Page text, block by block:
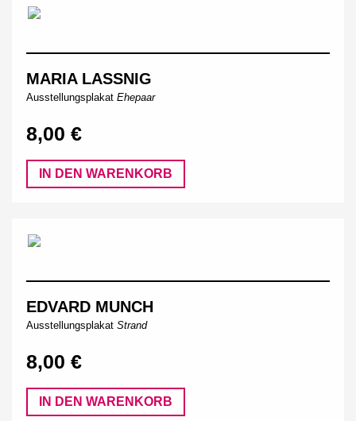
MARIA LASSNIG
Ausstellungsplakat Ehepaar
8,00 €
IN DEN WARENKORB
EDVARD MUNCH
Ausstellungsplakat Strand
8,00 €
IN DEN WARENKORB